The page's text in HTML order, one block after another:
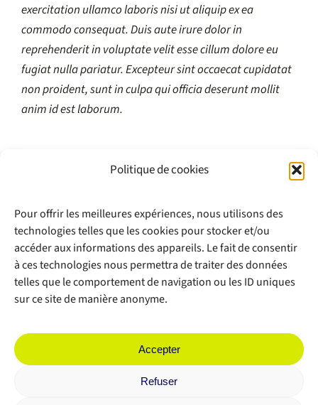
Politique de cookies
Pour offrir les meilleures expériences, nous utilisons des
technologies telles que les cookies pour stocker et/ou
accéder aux informations des appareils. Le fait de consentir
à ces technologies nous permettra de traiter des données
telles que le comportement de navigation ou les ID uniques
sur ce site de manière anonyme.
Accepter
Refuser
exercitation ullamco laboris nisi ut aliquip ex ea
commodo consequat. Duis aute irure dolor in
reprehenderit in voluptate velit esse cillum dolore eu
fugiat nulla pariatur. Excepteur sint occaecat cupidatat
non proident, sunt in culpa qui officia deserunt mollit
anim id est laborum.